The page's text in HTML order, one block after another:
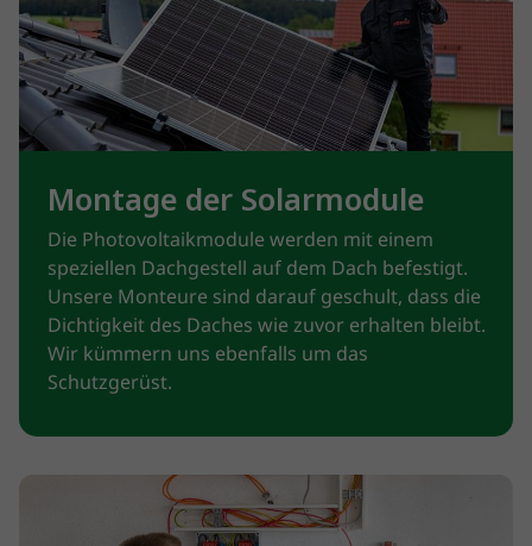
Montage der Solarmodule
Die Photovoltaikmodule werden mit einem
speziellen Dachgestell auf dem Dach befestigt.
Unsere Monteure sind darauf geschult, dass die
Dichtigkeit des Daches wie zuvor erhalten bleibt.
Wir kümmern uns ebenfalls um das
Schutzgerüst.